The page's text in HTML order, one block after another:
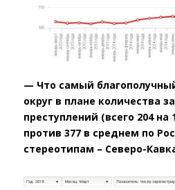
— Что самый
округ в плане количества
преступлений (всего 204 на
против 377 в среднем по
стереотипам – Северо-